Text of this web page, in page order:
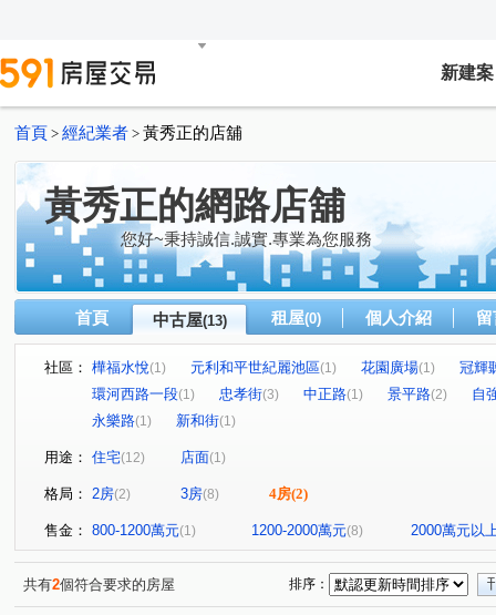
新建案
首頁 > 經紀業者 > 黃秀正的店舖
黃秀正的網路店舖
您好~秉持誠信.誠實.專業為您服務
首頁 中古屋(13) 租屋(0) 個人介紹
社區： 樺福水悅(1) 元利和平世紀麗池區(1) 花園廣場(1)
冠輝
環河西路一段(1) 忠孝街(3) 中正路(1) 景平路(2)
自
永樂路(1) 新和街(1)
用途： 住宅(12) 店面(1)
格局： 2房(2) 3房(8) 4房(2)
售金： 800-1200萬元(1) 1200-2000萬元(8) 2000萬元以
共有2個符合要求的房屋 排序：